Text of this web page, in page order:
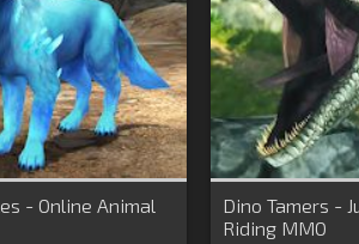
- Online Animal
Dino Tamers -
Riding MMO